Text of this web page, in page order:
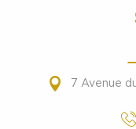
7 Avenue